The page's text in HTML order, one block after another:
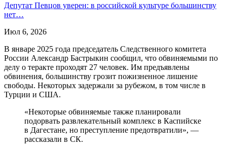
Депутат Певцов уверен: в российской культуре большинству
нет…
Июл 6, 2026
В январе 2025 года председатель Следственного комитета
России Александр Бастрыкин сообщил, что обвиняемыми по
делу о теракте проходят 27 человек. Им предъявлены
обвинения, большинству грозит пожизненное лишение
свободы. Некоторых задержали за рубежом, в том числе в
Турции и США.
«Некоторые обвиняемые также планировали
подорвать развлекательный комплекс в Каспийске
в Дагестане, но преступление предотвратили», —
рассказали в СК.